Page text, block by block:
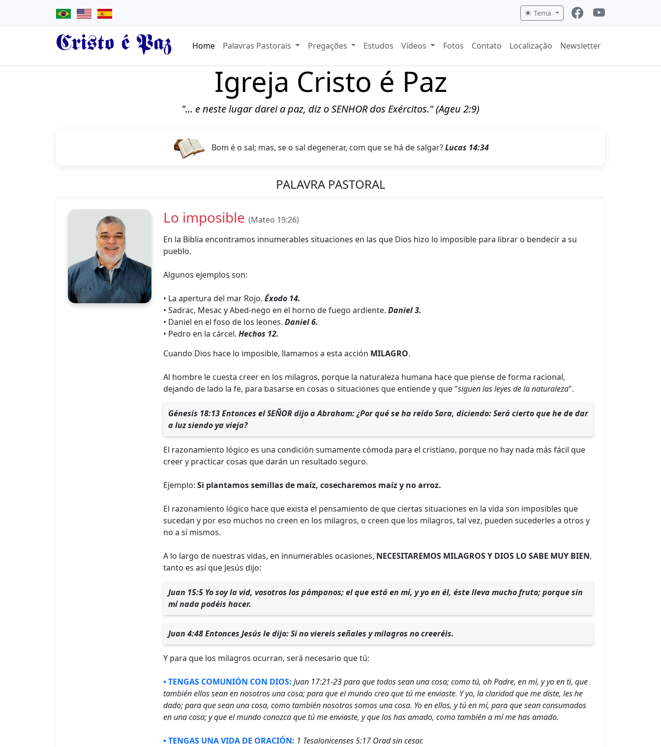
Tema
Cristo é Paz Home Palavras Pastorais Pregações Estudos Vídeos Fotos Contato Localização Newsletter
Igreja Cristo é Paz
"... e neste lugar darei a paz, diz o SENHOR dos Exércitos." (Ageu 2:9)
Bom é o sal; mas, se o sal degenerar, com que se há de salgar?Lucas 14:34
PALAVRA PASTORAL
Lo imposible (Mateo 19:26)
En la Biblia encontramos innumerables situaciones en las que Dios hizo lo imposible para librar o bendecir a su
pueblo.
Algunos ejemplos son:
• La apertura del mar Rojo. Éxodo 14.
• Sadrac, Mesac y Abed-nego en el horno de fuego ardiente. Daniel 3.
• Daniel en el foso de los leones. Daniel 6.
• Pedro en la cárcel. Hechos 12.
Cuando Dios hace lo imposible, llamamos a esta acción MILAGRO.
Al hombre le cuesta creer en los milagros, porque la naturaleza humana hace que piense de forma racional,
dejando de lado la fe, para basarse en cosas o situaciones que entiende y que "siguen las leyes de la naturaleza".
Génesis 18:13 Entonces el SEÑOR dijo a Abraham: ¿Por qué se ha reído Sara, diciendo: Será cierto que he de dar
a luz siendo ya vieja?
El razonamiento lógico es una condición sumamente cómoda para el cristiano, porque no hay nada más fácil que
creer y practicar cosas que darán un resultado seguro.
Ejemplo: Si plantamos semillas de maíz, cosecharemos maíz y no arroz.
El razonamiento lógico hace que exista el pensamiento de que ciertas situaciones en la vida son imposibles que
sucedan y por eso muchos no creen en los milagros, o creen que los milagros, tal vez, pueden sucederles a otros y
no a sí mismos.
A lo largo de nuestras vidas, en innumerables ocasiones, NECESITAREMOS MILAGROS Y DIOS LO SABE MUY BIEN,
tanto es así que Jesús dijo:
Juan 15:5 Yo soy la vid, vosotros los pámpanos; el que está en mí, y yo en él, éste lleva mucho fruto; porque sin
mí nada podéis hacer.
Juan 4:48 Entonces Jesús le dijo: Si no viereis señales y milagros no creeréis.
Y para que los milagros ocurran, será necesario que tú:
• TENGAS COMUNIÓN CON DIOS: Juan 17:21-23 para que todos sean una cosa; como tú, oh Padre, en mí, y yo en ti, que
también ellos sean en nosotros una cosa; para que el mundo crea que tú me enviaste. Y yo, la claridad que me diste, les he
dado; para que sean una cosa, como también nosotros somos una cosa. Yo en ellos, y tú en mí, para que sean consumados
en una cosa; y que el mundo conozca que tú me enviaste, y que los has amado, como también a mí me has amado.
• TENGAS UNA VIDA DE ORACIÓN: 1 Tesalonicenses 5:17 Orad sin cesar.